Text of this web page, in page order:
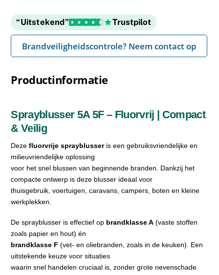
“Uitstekend” Trustpilot
Brandveiligheidscontrole? Neem contact op
Productinformatie
Sprayblusser 5A 5F – Fluorvrij | Compact
& Veilig
Dezefluorvrije sprayblusseris een gebruiksvriendelijke en
milieuvriendelijke oplossing
voor het snel blussen van beginnende branden. Dankzij het
compacte ontwerp is deze blusser ideaal voor
thuisgebruik, voertuigen, caravans, campers, boten en kleine
werkplekken.
De sprayblusser is effectief op brandklasse A (vaste stoffen
zoals papier en hout) én
brandklasse F (vet- en oliebranden, zoals in de keuken). Een
uitstekende keuze voor situaties
waarin snel handelen cruciaal is, zonder grote nevenschade.